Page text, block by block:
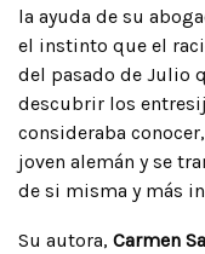
la ayuda de su
el instinto que el
del pasado de Julio
descubrir los
consideraba
joven alemán y se
de si misma y más
Su autora, Carmen